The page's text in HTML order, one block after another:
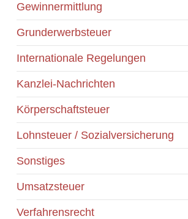
Gewinnermittlung
Grunderwerbsteuer
Internationale Regelungen
Kanzlei-Nachrichten
Körperschaftsteuer
Lohnsteuer / Sozialversicherung
Sonstiges
Umsatzsteuer
Verfahrensrecht